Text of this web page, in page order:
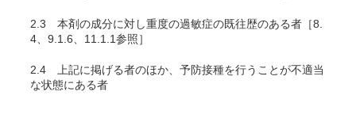
2.3 本剤の成分に対し重度の過敏症の既往歴のある者［8.
4、9.1.6、11.1.1参照］
2.4 上記に掲げる者のほか、予防接種を行うことが不適当
な状態にある者